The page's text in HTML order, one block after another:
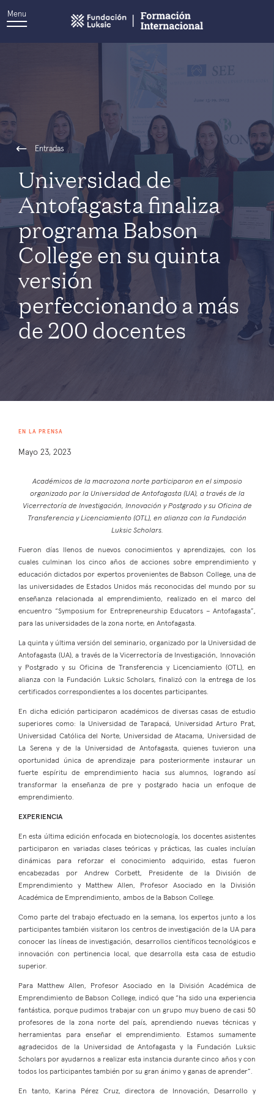
Menu
Entradas
Universidad de
Antofagasta finaliza
programa Babson
College en su quinta
versión
perfeccionando a más
de 200 docentes
EN LA PRENSA
Mayo 23, 2023
Académicos de la macrozona norte participaron en el simposio
organizado por la Universidad de Antofagasta (UA), a través de la
Vicerrectoría de Investigación, Innovación y Postgrado y su Oficina de
Transferencia y Licenciamiento (OTL), en alianza con la Fundación
Luksic Scholars.
Fueron días llenos de nuevos conocimientos y aprendizajes, con los
cuales culminan los cinco años de acciones sobre emprendimiento y
educación dictados por expertos provenientes de Babson College, una de
las universidades de Estados Unidos más reconocidas del mundo por su
enseñanza relacionada al emprendimiento, realizado en el marco del
encuentro “Symposium for Entrepreneurship Educators – Antofagasta”,
para las universidades de la zona norte, en Antofagasta.
La quinta y última versión del seminario, organizado por la Universidad de
Antofagasta (UA), a través de la Vicerrectoría de Investigación, Innovación
y Postgrado y su Oficina de Transferencia y Licenciamiento (OTL), en
alianza con la Fundación Luksic Scholars, finalizó con la entrega de los
certificados correspondientes a los docentes participantes.
En dicha edición participaron académicos de diversas casas de estudio
superiores como: la Universidad​ de Tarapacá, Universidad Arturo Prat,
Universidad Católica del Norte, Universidad de Atacama, Universidad de
La Serena y de la Universidad de Antofagasta, quienes tuvieron una
oportunidad única de aprendizaje para posteriormente instaurar un
fuerte espíritu de emprendimiento hacia sus alumnos, logrando así
transformar la enseñanza de pre y postgrado hacia un enfoque de
emprendimiento.
EXPERIENCIA
En esta última edición enfocada en biotecnología, los docentes asistentes
participaron en variadas clases teóricas y prácticas, las cuales incluían
dinámicas para reforzar el conocimiento adquirido, estas fueron
encabezadas por Andrew Corbett, Presidente de la División de
Emprendimiento y Matthew Allen, Profesor Asociado en la División
Académica de Emprendimiento, ambos de la Babson College.
Como parte del trabajo efectuado en la semana, los expertos junto a los
participantes también visitaron los centros de investigación de la UA para
conocer las líneas de investigación, desarrollos científicos tecnológicos e
innovación con pertinencia local, que desarrolla esta casa de estudio
superior.
Para Matthew Allen, Profesor Asociado en la División Académica de
Emprendimiento de Babson College, indicó que “ha sido una experiencia
fantástica, porque pudimos trabajar con un grupo muy bueno de casi 50
profesores de la zona norte del país, aprendiendo nuevas técnicas y
herramientas para enseñar el emprendimiento. Estamos sumamente
agradecidos de la Universidad de Antofagasta y la Fundación Luksic
Scholars por ayudarnos a realizar esta instancia durante cinco años y con
todos los participantes también por su gran ánimo y ganas de aprender”.
En tanto, Karina Pérez Cruz, directora de Innovación, Desarrollo y